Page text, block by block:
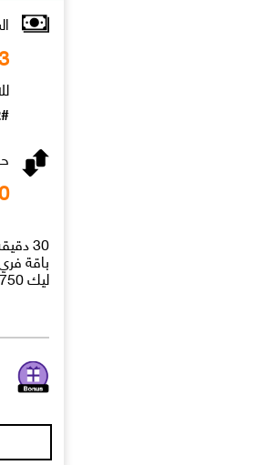
30
باقة
ليك 750 ميجا